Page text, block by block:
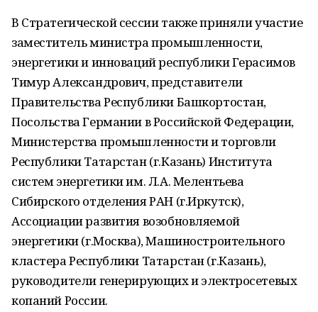
В Стратегической сессии также приняли участие
заместитель министра промышленности,
энергетики и инноваций республики Герасимов
Тимур Александрович, представители
Правительства Республики Башкортостан,
Посольства Германии в Российской Федерации,
Министерства промышленности и торговли
Республики Татарстан (г.Казань) Института
систем энергетики им. Л.А. Мелентьева
Сибирского отделения РАН (г.Иркутск),
Ассоциации развития возобновляемой
энергетики (г.Москва), Машиностроительного
кластера Республики Татарстан (г.Казань),
руководители генерирующих и электросетевых
копаний России.